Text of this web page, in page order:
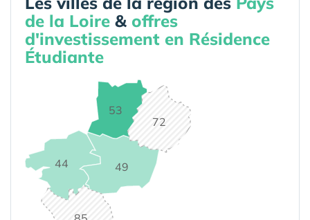
de la Loire & offres
d'investissement en Résidence
Étudiante
44 49
53
72